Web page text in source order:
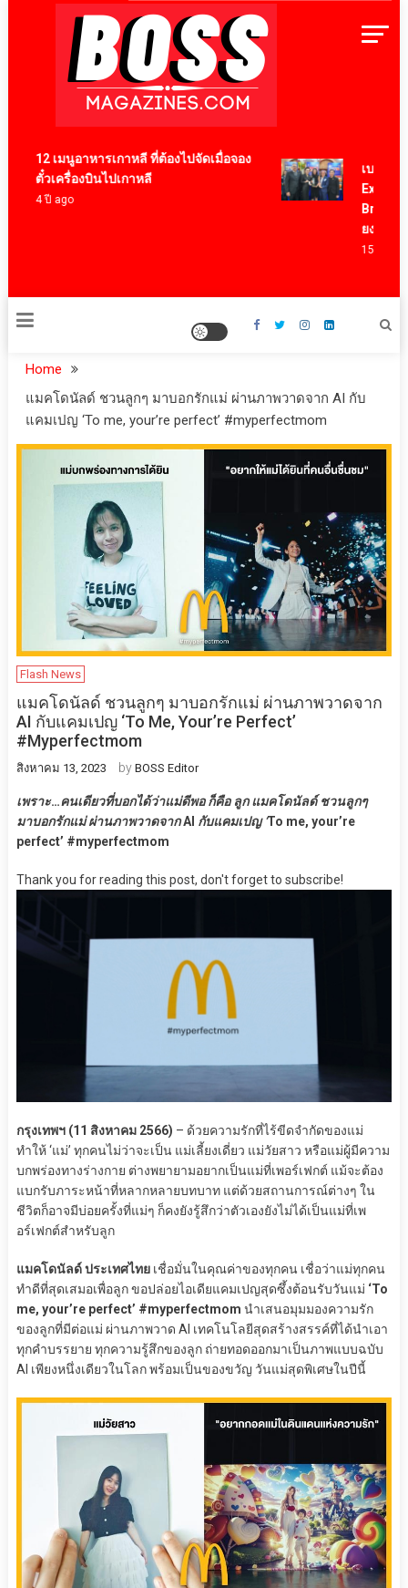
BossMagazinesThailand
12 เมนูอาหารเกาหลี ที่ต้องไปจัดเมื่อจอง
ตั๋วเครื่องบินไปเกาหลี
4 ปี ago
เบอร์แทร
Export
Brand ตอ
ยงเพียวใ
15 ชั่วโมง
Home
แมคโดนัลด์ ชวนลูกๆ มาบอกรักแม่ ผ่านภาพวาดจาก AI กับ
แคมเปญ ‘To me, your’re perfect’ #myperfectmom
Flash News
แมคโดนัลด์ ชวนลูกๆ มาบอกรักแม่ ผ่านภาพวาดจาก
AI กับแคมเปญ ‘To Me, Your’re Perfect’
#myperfectmom
สิงหาคม 13, 2023 by BOSS Editor
เพราะ…คนเดียวที่บอกได้ว่าแม่ดีพอ ก็คือ ลูกแมคโดนัลด์ ชวนลูกๆ
มาบอกรักแม่ ผ่านภาพวาดจากAI กับแคมเปญ ‘To me, your’re
perfect’ #myperfectmom
Thank you for reading this post, don't forget to subscribe!
กรุงเทพฯ (11 สิงหาคม 2566) – ด้วยความรักที่ไร้ขีดจำกัดของแม่
ทำให้ ‘แม่’ ทุกคนไม่ว่าจะเป็น แม่เลี้ยงเดี่ยว แม่วัยสาว หรือแม่ผู้มีความ
บกพร่องทางร่างกาย ต่างพยายามอยากเป็นแม่ที่เพอร์เฟกต์ แม้จะต้อง
แบกรับภาระหน้าที่หลากหลายบทบาท แต่ด้วยสถานการณ์ต่างๆ ใน
ชีวิตก็อาจมีบ่อยครั้งที่แม่ๆ ก็คงยังรู้สึกว่าตัวเองยังไม่ได้เป็นแม่ที่เพ
อร์เฟกต์สำหรับลูก
แมคโดนัลด์ ประเทศไทยเชื่อมั่นในคุณค่าของทุกคน เชื่อว่าแม่ทุกคน
ทำดีที่สุดเสมอเพื่อลูก ขอปล่อยไอเดียแคมเปญสุดซึ้งต้อนรับวันแม่ ‘To
me, your’re perfect’ #myperfectmom นำเสนอมุมมองความรัก
ของลูกที่มีต่อแม่ ผ่านภาพวาด AI เทคโนโลยีสุดสร้างสรรค์ที่ได้นำเอา
ทุกคำบรรยาย ทุกความรู้สึกของลูก ถ่ายทอดออกมาเป็นภาพแบบฉบับ
AI เพียงหนึ่งเดียวในโลก พร้อมเป็นของขวัญ วันแม่สุดพิเศษในปีนี้